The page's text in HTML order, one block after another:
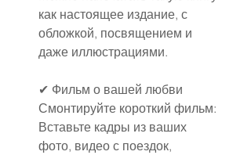
как настоящее издание, с
обложкой, посвящением и
даже иллюстрациями.
✔ Фильм о вашей любви
Смонтируйте короткий фильм:
Вставьте кадры из ваших
фото, видео с поездок,